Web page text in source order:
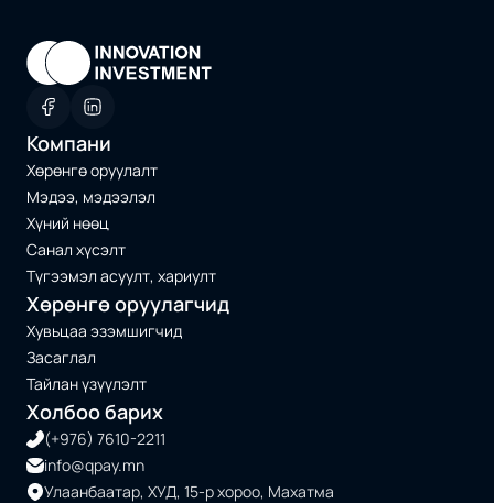
Компани
Хөрөнгө оруулалт
Мэдээ, мэдээлэл
Хүний нөөц
Санал хүсэлт
Түгээмэл асуулт, хариулт
Хөрөнгө оруулагчид
Хувьцаа эзэмшигчид
Засаглал
Тайлан үзүүлэлт
Холбоо барих
(+976) 7610-2211
info@qpay.mn
Улаанбаатар, ХУД, 15-р хороо, Махатма